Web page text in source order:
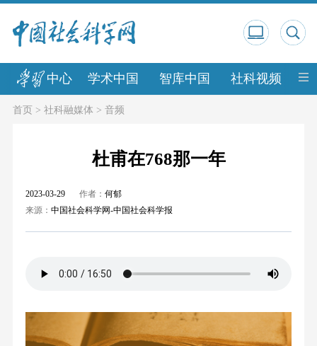
中心 学术中国 智库中国 社科视频 中
首页> 社科融媒体 > 音频
杜甫在768那一年
2023-03-29 作者： 何郁
来源： 中国社会科学网-中国社会科学报